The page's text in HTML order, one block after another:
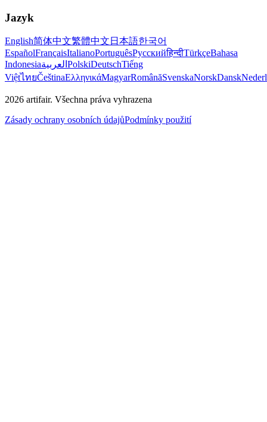
Jazyk
English简体中文繁體中文 日本語한국어
EspañolFrançaisItalianoPortuguêsРусскийहिन्दीTürkçeBahasa
Indonesiaالعربية PolskiDeutschTiếng
ViệtไทยČeštinaΕλληνικάMagyarRomânăSvenskaNorskDansk
2026 artifair. Všechna práva vyhrazena
Zásady ochrany osobních údajůPodmínky použití